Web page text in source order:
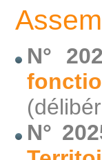
N°
N°